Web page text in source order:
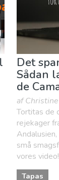
Det
Sådan
de
af
Tortitas de
rejekager
små
vores
Tapas